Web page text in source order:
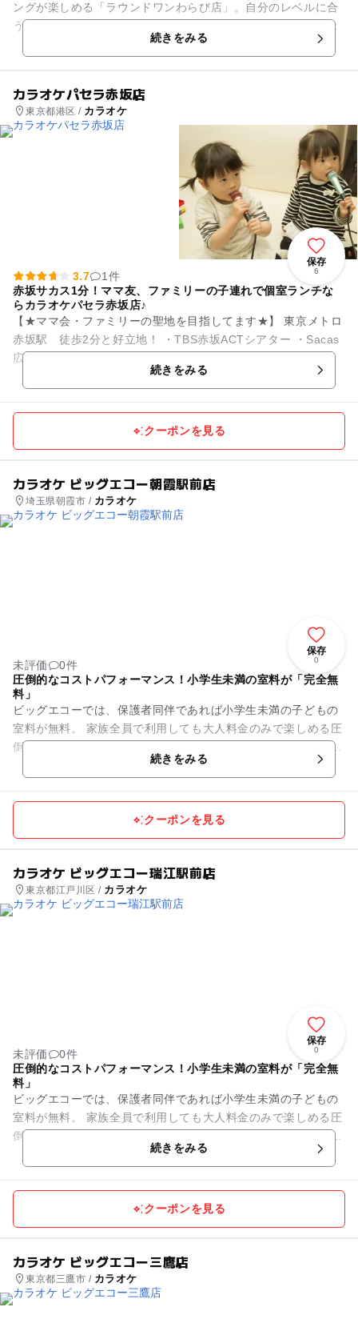
ングが楽しめる「ラウンドワンわらび店」。自分のレベルに合
う相手とネット対戦しながらのプレイもできます。最新のメダ
ルゲームや、かわいいぬいぐ...続きをみる
カラオケパセラ赤坂店
東京都港区 / カラオケ
保存
6
3.7
1件
赤坂サカス1分！ママ友、ファミリーの子連れで個室ランチな
らカラオケパセラ赤坂店♪
【★ママ会・ファミリーの聖地を目指してます★】 東京メトロ
赤坂駅 徒歩2分と好立地！ ・TBS赤坂ACTシアター ・Sacas
広場 ・akasaka Biz Tower から徒歩1分！...
続きをみる
クーポンを見る
カラオケ ビッグエコー朝霞駅前店
埼玉県朝霞市 / カラオケ
保存
0
未評価
0件
圧倒的なコストパフォーマンス！小学生未満の室料が「完全無
料」
ビッグエコーでは、保護者同伴であれば小学生未満の子どもの
室料が無料。 家族全員で利用しても大人料金のみで楽しめる圧
倒的なお得感が最大の魅力です。 ※小学生の料金は店舗によっ
続きをみる
クーポンを見る
カラオケ ビッグエコー瑞江駅前店
東京都江戸川区 / カラオケ
保存
0
未評価
0件
圧倒的なコストパフォーマンス！小学生未満の室料が「完全無
料」
ビッグエコーでは、保護者同伴であれば小学生未満の子どもの
室料が無料。 家族全員で利用しても大人料金のみで楽しめる圧
倒的なお得感が最大の魅力です。 ※小学生の料金は店舗によっ
続きをみる
クーポンを見る
カラオケ ビッグエコー三鷹店
東京都三鷹市 / カラオケ